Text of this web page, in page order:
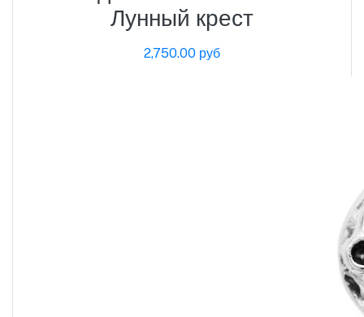
Лунный крест
2,750.00 руб